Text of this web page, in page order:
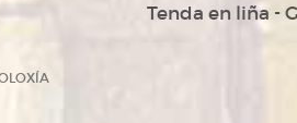
Tenda en liña -